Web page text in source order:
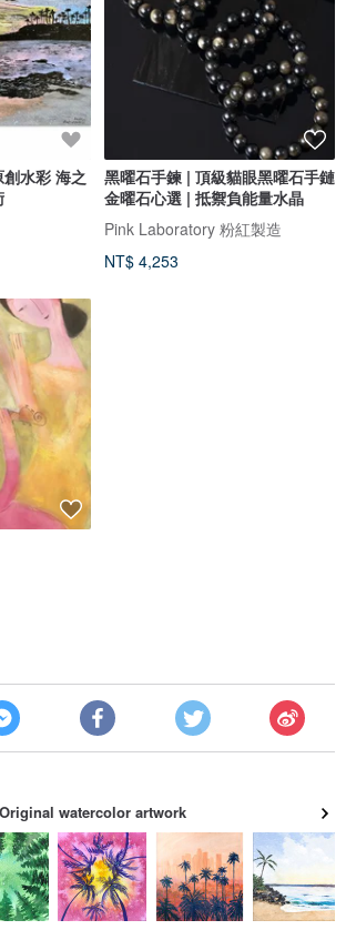
水彩 海之
黑曜石手鍊 | 頂級貓眼黑曜石手鏈
金曜石心選 | 抵禦負能量水晶
Pink Laboratory 粉紅製造
NT$ 4,253
watercolor artwork